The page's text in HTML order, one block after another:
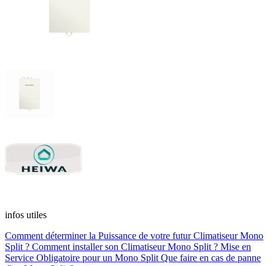
infos utiles
Comment déterminer la Puissance de votre futur Climatiseur Mono
Split ? Comment installer son Climatiseur Mono Split ? Mise en
Service Obligatoire pour un Mono Split Que faire en cas de panne